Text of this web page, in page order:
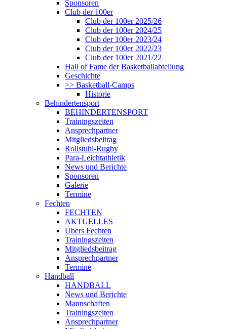
Sponsoren
Club der 100er
Club der 100er 2025/26
Club der 100er 2024/25
Club der 100er 2023/24
Club der 100er 2022/23
Club der 100er 2021/22
Hall of Fame der Basketballabteilung
Geschichte
>> Basketball-Camps
Historie
Behindertensport
BEHINDERTENSPORT
Trainingszeiten
Ansprechpartner
Mitgliedsbeitrag
Rollstuhl-Rugby
Para-Leichtathletik
News und Berichte
Sponsoren
Galerie
Termine
Fechten
FECHTEN
AKTUELLES
Übers Fechten
Trainingszeiten
Mitgliedsbeitrag
Ansprechpartner
Termine
Handball
HANDBALL
News und Berichte
Mannschaften
Trainingszeiten
Ansprechpartner